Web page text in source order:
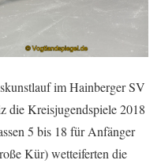
im Hainberger SV
die Kreisjugendspiele 2018
5 bis 18 für Anfänger
Kür) wetteiferten die